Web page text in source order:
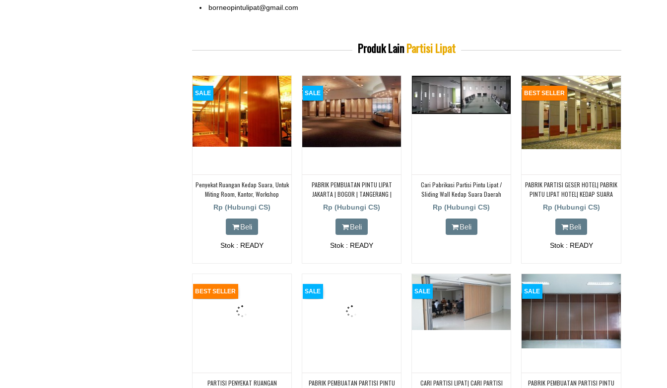
borneopintulipat@gmail.com
Produk LainPartisi Lipat
SALE
Penyekat Ruangan Kedap Suara, Untuk
Miting Room, Kantor, Workshop
Rp (Hubungi CS)
Beli
Stok : READY
SALE
PABRIK PEMBUATAN PINTU LIPAT
JAKARTA | BOGOR | TANGERANG |
BEKASI| SUKABUMI | BANDUNG|
CIKARANG
Rp (Hubungi CS)
Beli
Stok : READY
Cari Pabrikasi Partisi Pintu Lipat /
Sliding Wall Kedap Suara Daerah
Bekasih, Karawang , Dan Tangerang
Rp (Hubungi CS)
Beli
BEST SELLER
PABRIK PARTISI GESER HOTEL| PABRIK
PINTU LIPAT HOTEL| KEDAP SUARA
Rp (Hubungi CS)
Beli
Stok : READY
BEST SELLER
PARTISI PENYEKAT RUANGAN
SALE
PABRIK PEMBUATAN PARTISI PINTU
SALE
CARI PARTISI LIPAT| CARI PARTISI
SALE
PABRIK PEMBUATAN PARTISI PINTU